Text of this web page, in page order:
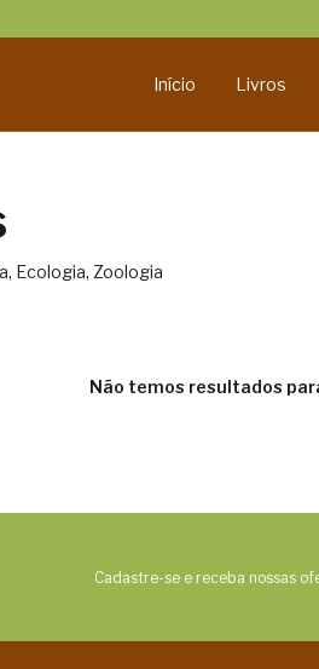
Início Livros
Ecologia, Zoologia
Não temos resultados
Cadastre-se e receba nossas